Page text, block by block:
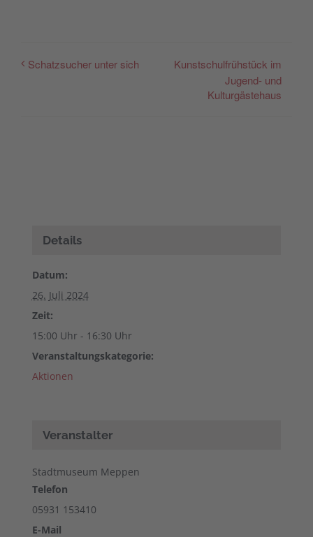
Schatzsucher unter sich
Kunstschulfrühstück im
Jugend- und
Kulturgästehaus
Details
Datum:
26. Juli 2024
Zeit:
15:00 Uhr - 16:30 Uhr
Veranstaltungskategorie:
Aktionen
Veranstalter
Stadtmuseum Meppen
Telefon
05931 153410
E-Mail